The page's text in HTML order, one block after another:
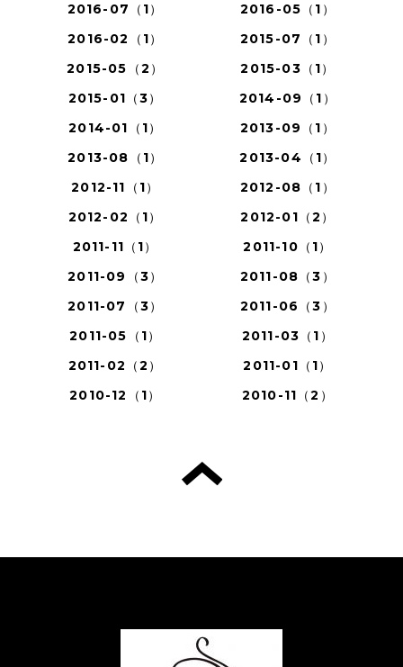
2016-07（1）
2016-05（1）
2016-02（1）
2015-07（1）
2015-05（2）
2015-03（1）
2015-01（3）
2014-09（1）
2014-01（1）
2013-09（1）
2013-08（1）
2013-04（1）
2012-11（1）
2012-08（1）
2012-02（1）
2012-01（2）
2011-11（1）
2011-10（1）
2011-09（3）
2011-08（3）
2011-07（3）
2011-06（3）
2011-05（1）
2011-03（1）
2011-02（2）
2011-01（1）
2010-12（1）
2010-11（2）